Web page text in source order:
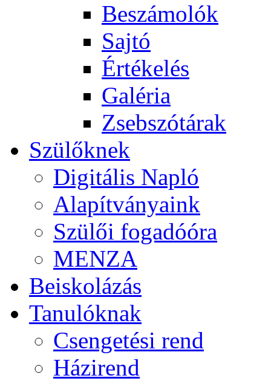
Beszámolók
Sajtó
Értékelés
Galéria
Zsebszótárak
Szülőknek
Digitális Napló
Alapítványaink
Szülői fogadóóra
MENZA
Beiskolázás
Tanulóknak
Csengetési rend
Házirend